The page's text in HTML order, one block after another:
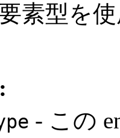
素型を
- この